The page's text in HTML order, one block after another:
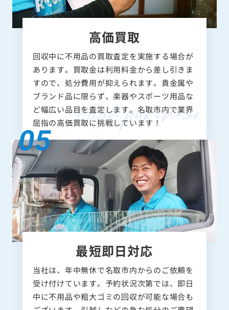
高価買取
回収中に不用品の買取査定を実施する場合が
あります。買取金は利用料金から差し引きま
すので、処分費用が抑えられます。貴金属や
ブランド品に限らず、楽器やスポーツ用品な
ど幅広い品目を査定します。名取市内で業界
屈指の高価買取に挑戦しています！
最短即日対応
当社は、年中無休で名取市内からのご依頼を
受け付けています。予約状況次第では、即日
中に不用品や粗大ゴミの回収が可能な場合も